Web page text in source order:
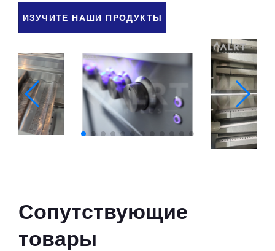
ИЗУЧИТЕ НАШИ ПРОДУКТЫ
Сопутствующие
товары